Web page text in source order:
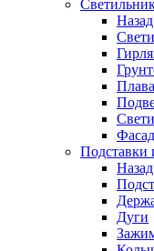
Назад
Подставки
Назад
Дуги